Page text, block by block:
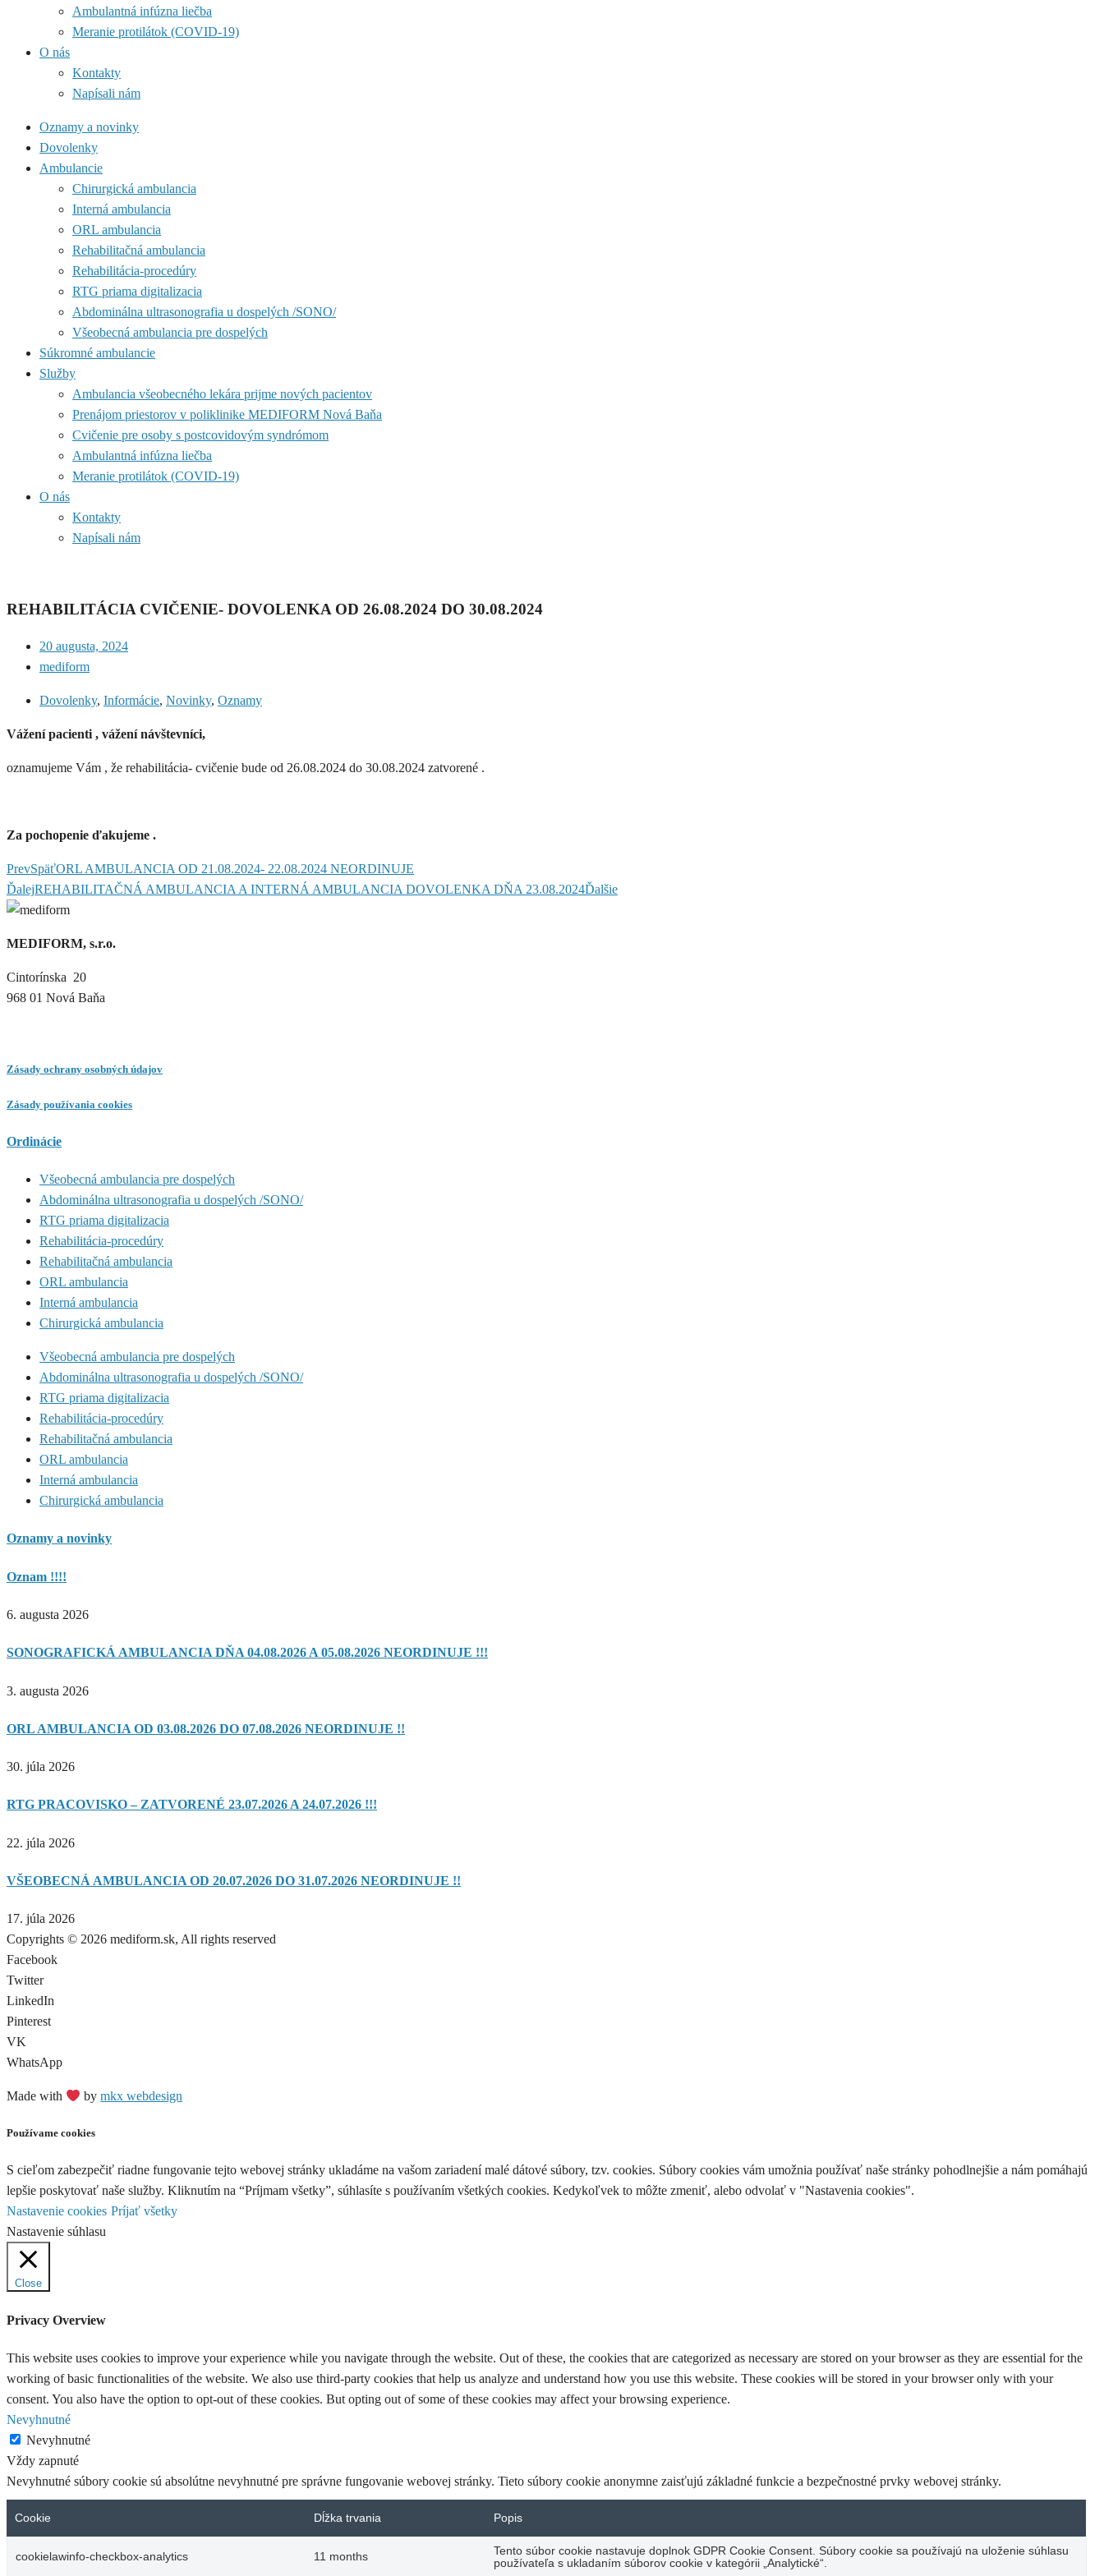
Ambulantná infúzna liečba
Meranie protilátok (COVID-19)
O nás
Kontakty
Napísali nám
Oznamy a novinky
Dovolenky
Ambulancie
Chirurgická ambulancia
Interná ambulancia
ORL ambulancia
Rehabilitačná ambulancia
Rehabilitácia-procedúry
RTG priama digitalizacia
Abdominálna ultrasonografia u dospelých /SONO/
Všeobecná ambulancia pre dospelých
Súkromné ambulancie
Služby
Ambulancia všeobecného lekára prijme nových pacientov
Prenájom priestorov v poliklinike MEDIFORM Nová Baňa
Cvičenie pre osoby s postcovidovým syndrómom
Ambulantná infúzna liečba
Meranie protilátok (COVID-19)
O nás
Kontakty
Napísali nám
REHABILITÁCIA CVIČENIE- DOVOLENKA OD 26.08.2024 DO 30.08.2024
20 augusta, 2024
mediform
Dovolenky, Informácie, Novinky, Oznamy
Vážení pacienti , vážení návštevníci,
oznamujeme Vám , že rehabilitácia- cvičenie bude od 26.08.2024 do 30.08.2024 zatvorené .
Za pochopenie ďakujeme .
PrevSpäťORL AMBULANCIA OD 21.08.2024- 22.08.2024 NEORDINUJE
ĎalejREHABILITAČNÁ AMBULANCIA A INTERNÁ AMBULANCIA DOVOLENKA DŇA 23.08.2024Ďalšie
MEDIFORM, s.r.o.
Cintorínska 20
968 01 Nová Baňa
Zásady ochrany osobných údajov
Zásady používania cookies
Ordinácie
Všeobecná ambulancia pre dospelých
Abdominálna ultrasonografia u dospelých /SONO/
RTG priama digitalizacia
Rehabilitácia-procedúry
Rehabilitačná ambulancia
ORL ambulancia
Interná ambulancia
Chirurgická ambulancia
Všeobecná ambulancia pre dospelých
Abdominálna ultrasonografia u dospelých /SONO/
RTG priama digitalizacia
Rehabilitácia-procedúry
Rehabilitačná ambulancia
ORL ambulancia
Interná ambulancia
Chirurgická ambulancia
Oznamy a novinky
Oznam !!!!
6. augusta 2026
SONOGRAFICKÁ AMBULANCIA DŇA 04.08.2026 A 05.08.2026 NEORDINUJE !!!
3. augusta 2026
ORL AMBULANCIA OD 03.08.2026 DO 07.08.2026 NEORDINUJE !!
30. júla 2026
RTG PRACOVISKO – ZATVORENÉ 23.07.2026 A 24.07.2026 !!!
22. júla 2026
VŠEOBECNÁ AMBULANCIA OD 20.07.2026 DO 31.07.2026 NEORDINUJE !!
17. júla 2026
Copyrights © 2026 mediform.sk, All rights reserved​
Facebook
Twitter
LinkedIn
Pinterest
VK
WhatsApp
Made with bymkx webdesign
Používame cookies
S cieľom zabezpečiť riadne fungovanie tejto webovej stránky ukladáme na vašom zariadení malé dátové súbory, tzv. cookies. Súbory cookies vám umožnia používať naše stránky pohodlnejšie a nám pomáhajú
lepšie poskytovať naše služby. Kliknutím na “Príjmam všetky”, súhlasíte s používaním všetkých cookies. Kedykoľvek to môžte zmeniť, alebo odvolať v "Nastavenia cookies".
Nastavenie cookies Príjať všetky
Nastavenie súhlasu
Close
Privacy Overview
This website uses cookies to improve your experience while you navigate through the website. Out of these, the cookies that are categorized as necessary are stored on your browser as they are essential for the
working of basic functionalities of the website. We also use third-party cookies that help us analyze and understand how you use this website. These cookies will be stored in your browser only with your
consent. You also have the option to opt-out of these cookies. But opting out of some of these cookies may affect your browsing experience.
Nevyhnutné
Nevyhnutné
Vždy zapnuté
Nevyhnutné súbory cookie sú absolútne nevyhnutné pre správne fungovanie webovej stránky. Tieto súbory cookie anonymne zaisťujú základné funkcie a bezpečnostné prvky webovej stránky.
Cookie Dĺžka trvania Popis
cookielawinfo-checkbox-analytics 11 months
Tento súbor cookie nastavuje doplnok GDPR Cookie Consent. Súbory cookie sa používajú na uloženie súhlasu
používateľa s ukladaním súborov cookie v kategórii „Analytické“.